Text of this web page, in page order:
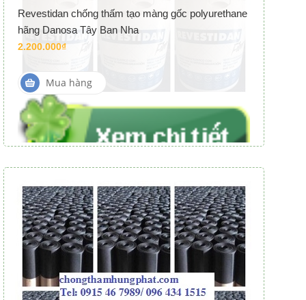
Revestidan chống thấm tạo màng gốc polyurethane
hãng Danosa Tây Ban Nha
2.200.000₫
Mua hàng